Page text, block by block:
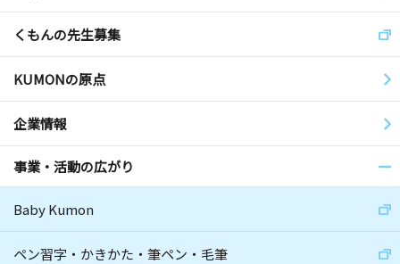
くもんの先生募集
KUMONの原点
企業情報
事業・活動の広がり
Baby Kumon
ペン習字・かきかた・筆ペン・毛筆